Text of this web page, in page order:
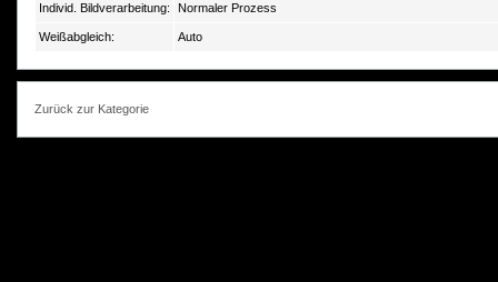
Individ. Bildverarbeitung: Normaler Prozess
Weißabgleich: Auto
Zurück zur Kategorie